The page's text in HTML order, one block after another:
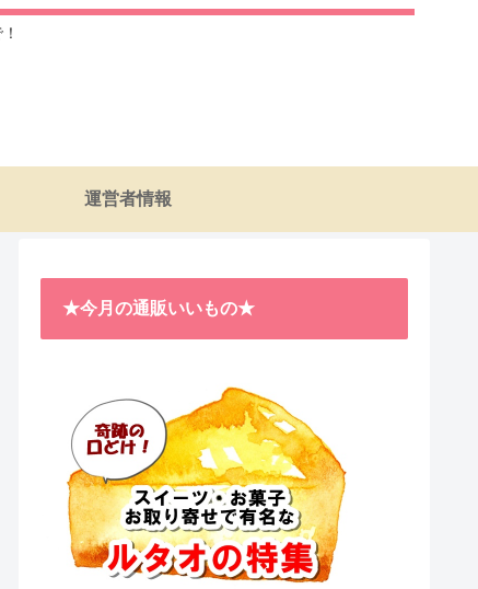
運営者情報
★今月の通販いいもの★